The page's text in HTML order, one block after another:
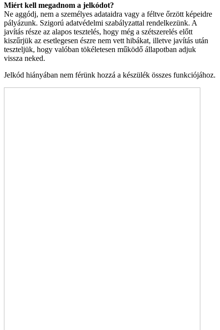
Miért kell megadnom a jelkódot?
Ne aggódj, nem a személyes adataidra vagy a féltve őrzött képeidre
pályázunk. Szigorú adatvédelmi szabályzattal rendelkezünk. A
javítás része az alapos tesztelés, hogy még a szétszerelés előtt
kiszűrjük az esetlegesen észre nem vett hibákat, illetve javítás után
teszteljük, hogy valóban tökéletesen működő állapotban adjuk
vissza neked.
Jelkód hiányában nem férünk hozzá a készülék összes funkciójához.